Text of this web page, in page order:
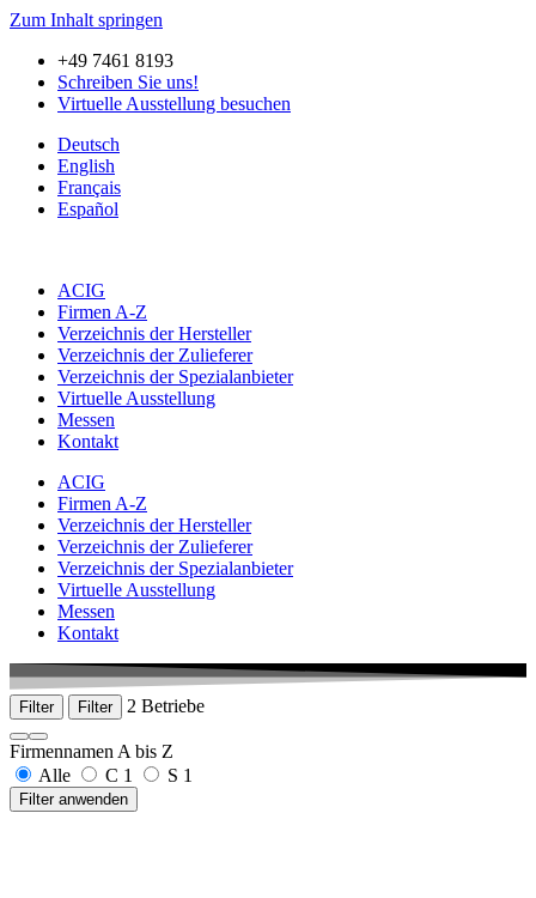
Zum Inhalt springen
+49 7461 8193
Schreiben Sie uns!
Virtuelle Ausstellung besuchen
Deutsch
English
Français
Español
ACIG
Firmen A-Z
Verzeichnis der Hersteller
Verzeichnis der Zulieferer
Verzeichnis der Spezialanbieter
Virtuelle Ausstellung
Messen
Kontakt
ACIG
Firmen A-Z
Verzeichnis der Hersteller
Verzeichnis der Zulieferer
Verzeichnis der Spezialanbieter
Virtuelle Ausstellung
Messen
Kontakt
Filter Filter 2 Betriebe
Firmennamen A bis Z
Alle
C 1 S 1
Filter anwenden